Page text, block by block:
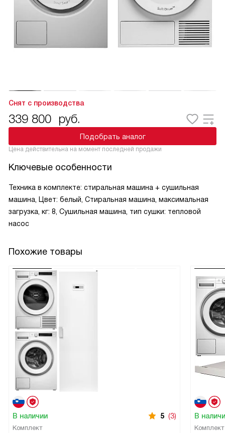
Снят с производства
339 800 руб.
Подобрать аналог
Цена действительна на момент последней продажи
Ключевые особенности
Техника в комплекте: стиральная машина + сушильная
машина, Цвет: белый, Стиральная машина, максимальная
загрузка, кг: 8, Сушильная машина, тип сушки: тепловой
насос
Похожие товары
В наличии 5 (3)
Комплект
В
Комплект